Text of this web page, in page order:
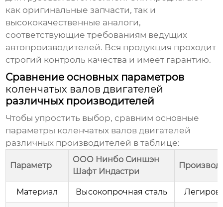
как оригинальные запчасти, так и
высококачественные аналоги,
соответствующие требованиям ведущих
автопроизводителей. Вся продукция проходит
строгий контроль качества и имеет гарантию.
Сравнение основных параметров
коленчатых валов двигателей
различных производителей
Чтобы упростить выбор, сравним основные
параметры коленчатых валов двигателей
различных производителей в таблице:
Параметр
ООО Нинбо Синшэн
Шафт Индастри
Материал Высокопрочная сталь